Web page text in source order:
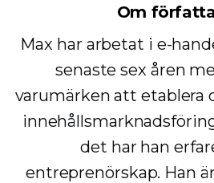
Om
Max har arbetat i e-
senaste sex åren
varumärken att etablera
det har han
entreprenörskap. Han